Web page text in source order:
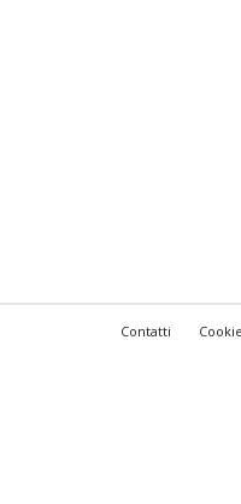
Contatti